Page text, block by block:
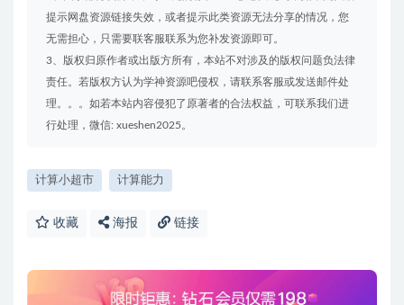
提示网盘资源链接失效，或者提示此类资源无法分享的情况，您
无需担心，只需要联客服联系为您补发资源即可。
3、版权归原作者或出版方所有，本站不对涉及的版权问题负法律
责任。若版权方认为学神资源吧侵权，请联系客服或发送邮件处
理。。。如若本站内容侵犯了原著者的合法权益，可联系我们进
行处理，微信: xueshen2025。
计算小超市 计算能力
收藏 海报 链接